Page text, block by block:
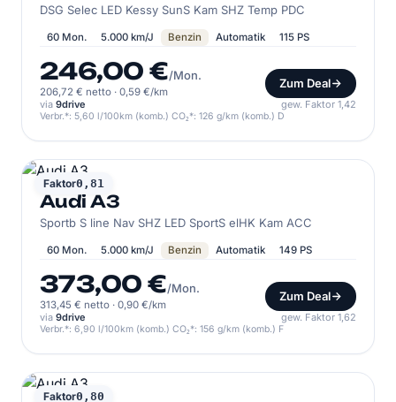
DSG Selec LED Kessy SunS Kam SHZ Temp PDC
60 Mon. 5.000 km/J Benzin Automatik 115 PS
246,00 €/Mon.
206,72 € netto · 0,59 €/km
Zum Deal
via 9drive gew. Faktor 1,42
Verbr.*: 5,60 l/100km (komb.) CO₂*: 126 g/km (komb.) D
Faktor0,81
AUDI
Audi A3
Sportb S line Nav SHZ LED SportS elHK Kam ACC
60 Mon. 5.000 km/J Benzin Automatik 149 PS
373,00 €/Mon.
313,45 € netto · 0,90 €/km
Zum Deal
via 9drive gew. Faktor 1,62
Verbr.*: 6,90 l/100km (komb.) CO₂*: 156 g/km (komb.) F
Faktor0,80
AUDI